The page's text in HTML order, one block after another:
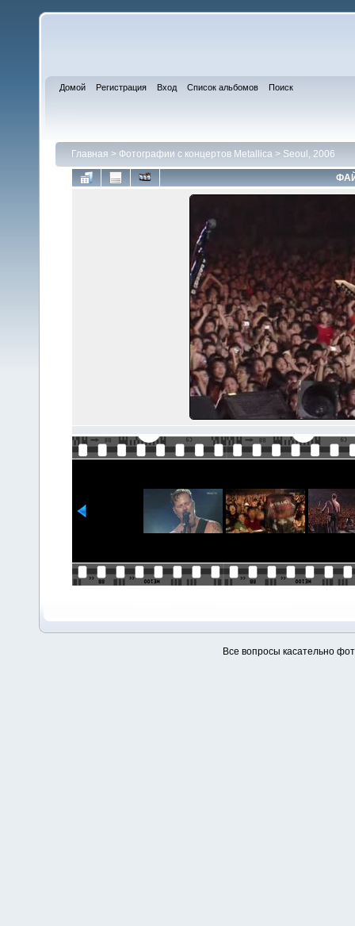
Домой Регистрация Вход Список альбомов Поиск
Главная > Фотографии с концертов Metallica > Seoul, 2006
Все вопросы касательно